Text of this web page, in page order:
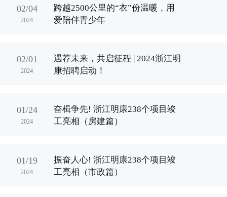
02/04
2024
跨越2500公里的“衣”份温暖，用
爱陪伴青少年
02/01
2024
遇荐未来，共启征程 | 2024浙江明
康招聘启动！
01/24
2024
奋楫争先! 浙江明康238个项目竣
工亮相（房建篇）
01/19
2024
振奋人心! 浙江明康238个项目竣
工亮相（市政篇）